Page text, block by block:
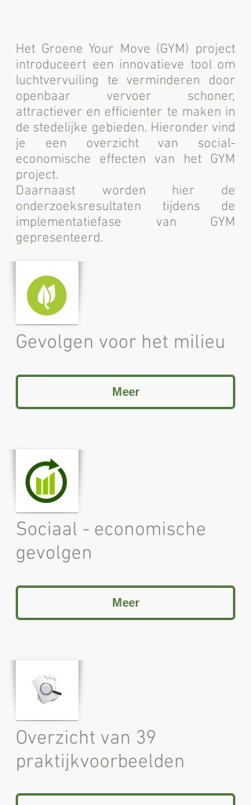
Gevolgen voor het milieu
Meer
Sociaal - economische
gevolgen
Meer
Overzicht van 39
praktijkvoorbeelden
Het Groene Your Move (GYM) project
introduceert een innovatieve tool om
luchtvervuiling te verminderen door
openbaar vervoer schoner,
attractiever en efficienter te maken in
de stedelijke gebieden. Hieronder vind
je een overzicht van social-
economische effecten van het GYM
project.
Daarnaast worden hier de
onderzoeksresultaten tijdens de
implementatiefase van GYM
gepresenteerd.